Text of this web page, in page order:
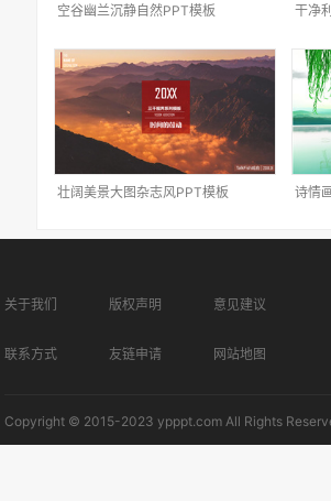
空谷幽兰沉静自然PPT模板 干净
壮阔美景大图杂志风PPT模板 诗情
关于我们 版权声明 意见建议
联系方式 友链申请 网站地图
Copyright © 2015-2023 ypppt.com All Rights